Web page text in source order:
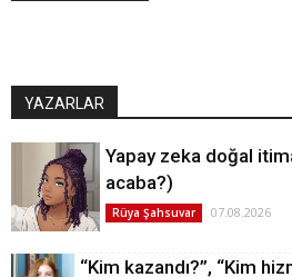
YAZARLAR
Yapay zeka doğal
acaba?)
Rüya Şahsuvar 07.08.2026
“Kim kazandı?”, “Kim